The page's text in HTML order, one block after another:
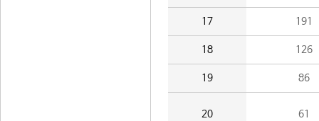
17 191
18 126
19 86
20 61